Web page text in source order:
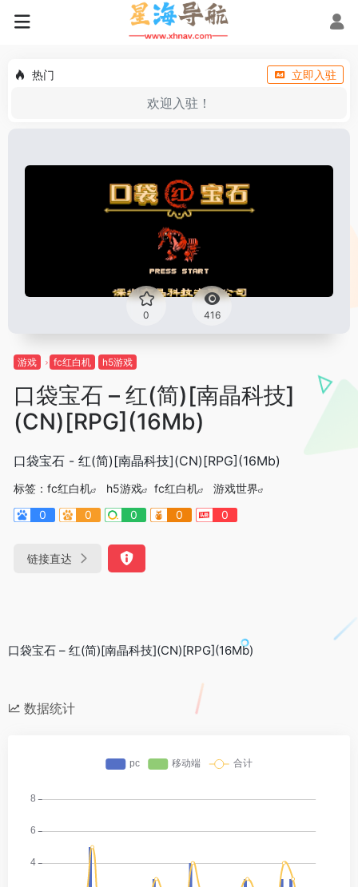
热门 立即入驻
欢迎入驻！
0 416
游戏 fc红白机 h5游戏
口袋宝石 – 红(简)[南晶科技]
(CN)[RPG](16Mb)
口袋宝石 - 红(简)[南晶科技](CN)[RPG](16Mb)
标签： fc红白机 h5游戏 fc红白机
游戏世界
0
0 0 0 0
链接直达
口袋宝石 – 红(简)[南晶科技](CN)[RPG](16Mb)
数据统计